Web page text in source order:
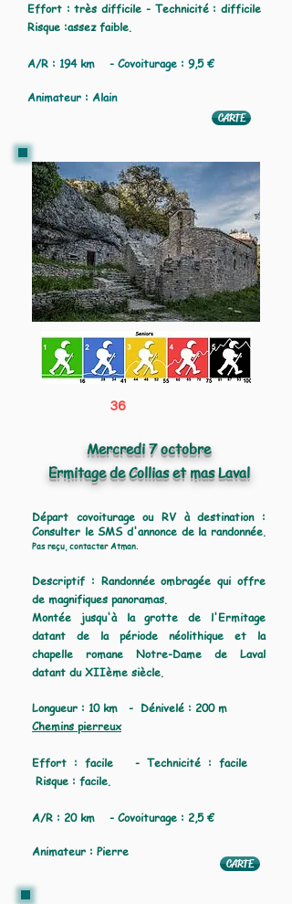
Effort : très difficile - Technicité : difficile
Risque :assez faible.
A/R : 194 km - Covoiturage : 9,5 €
Animateur : Alain
CARTE
36
Mercredi 7 octobre
Ermitage de Collias et mas Laval
Départ covoiturage ou RV à destination :
Consulter le SMS d'annonce de la randonnée.
Pas reçu, contacter Atman.
Descriptif : Randonnée ombragée qui offre
de magnifiques panoramas.
Montée jusqu'à la grotte de l'Ermitage
datant de la période néolithique et la
chapelle romane Notre-Dame de Laval
datant du XIIème siècle.
Longueur : 10 km - Dénivelé : 200 m
Chemins pierreux
Effort : facile - Technicité : facile
Risque : facile.
A/R : 20 km - Covoiturage : 2,5 €
Animateur : Pierre
CARTE